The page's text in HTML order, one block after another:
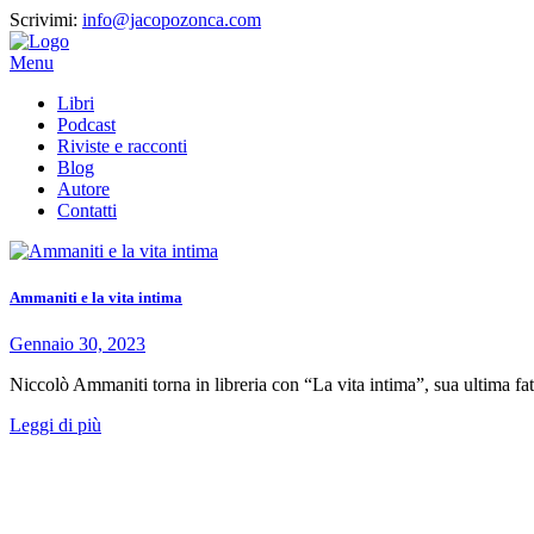
Scrivimi: info@jacopozonca.com
Menu
Libri
Podcast
Riviste e racconti
Blog
Autore
Contatti
Ammaniti e la vita intima
Gennaio 30, 2023
Niccolò Ammaniti torna in libreria con “La vita intima”, sua ultima
Leggi di più